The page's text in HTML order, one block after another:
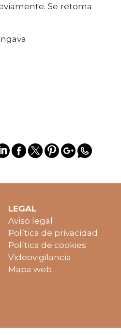
Se retoma
LEGAL
Aviso legal
Política de privacidad
Política de cookies
Videovigilancia
Mapa web